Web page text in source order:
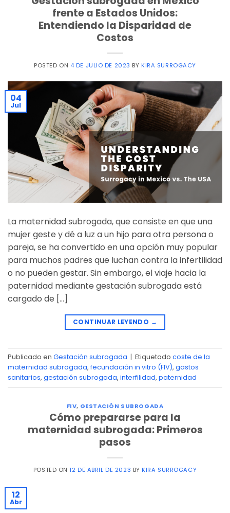
frente a Estados Unidos:
Entendiendo la Disparidad de
Costos
POSTED ON 4 DE JULIO DE 2023 BYKIRA SURROGACY
04
Jul
La maternidad subrogada, que consiste en que una
mujer geste y dé a luz a un hijo para otra persona o
pareja, se ha convertido en una opción muy popular
para muchos padres que luchan contra la infertilidad
o no pueden gestar. Sin embargo, el viaje hacia la
paternidad mediante gestación subrogada está
cargado de […]
CONTINUAR LEYENDO →
Publicado en Gestación subrogada | Etiquetado coste de la
maternidad subrogada, fecundación in vitro (FIV), gastos
sanitarios, gestación subrogada, interfilidad, paternidad
FIV, GESTACIÓN SUBROGADA
Cómo prepararse para la
maternidad subrogada: Primeros
pasos
POSTED ON12 DE ABRIL DE 2023 BYKIRA SURROGACY
12
Abr